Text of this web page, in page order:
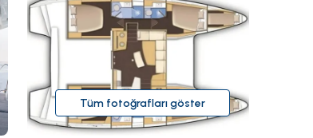
Tüm fotoğrafları göster